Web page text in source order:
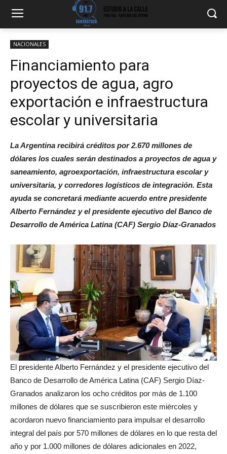
NACIONALES
Financiamiento para
proyectos de agua, agro
exportación e infraestructura
escolar y universitaria
La Argentina recibirá créditos por 2.670 millones de
dólares los cuales serán destinados a proyectos de agua y
saneamiento, agroexportación, infraestructura escolar y
universitaria, y corredores logísticos de integración. Esta
ayuda se concretará mediante acuerdo entre presidente
Alberto Fernández y el presidente ejecutivo del Banco de
Desarrollo de América Latina (CAF) Sergio Díaz-Granados
El presidente Alberto Fernández y el presidente ejecutivo del
Banco de Desarrollo de América Latina (CAF) Sergio Díaz-
Granados analizaron los ocho créditos por más de 1.100
millones de dólares que se suscribieron este miércoles y
acordaron nuevo financiamiento para impulsar el desarrollo
integral del país por 570 millones de dólares en lo que resta del
año y por 1.000 millones de dólares adicionales en 2022,